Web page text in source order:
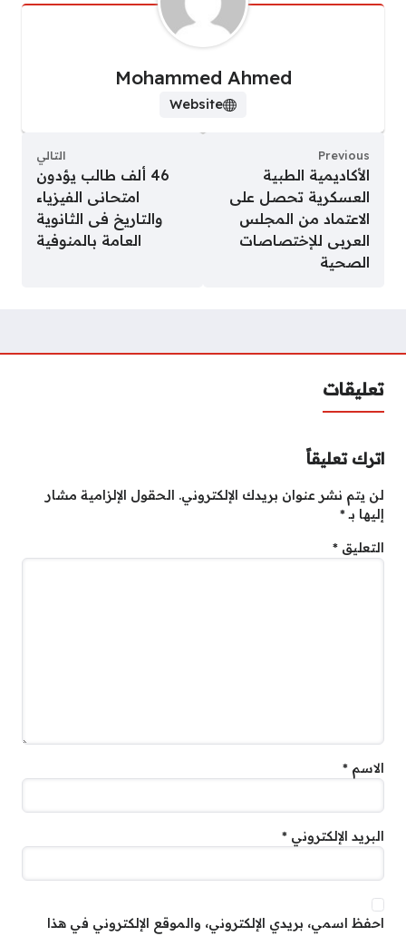
Mohammed Ahmed
Website
Previous
الأكاديمية الطبية
العسكرية تحصل على
الاعتماد من المجلس
العربى للإختصاصات
الصحية
التالي
46 ألف طالب يؤدون
امتحانى الفيزياء
والتاريخ فى الثانوية
العامة بالمنوفية
تعليقات
اترك تعليقاً
لن يتم نشر عنوان بريدك الإلكتروني. الحقول الإلزامية مشار
إليها بـ*
التعليق *
الاسم *
البريد الإلكتروني *
احفظ اسمي، بريدي الإلكتروني، والموقع الإلكتروني في هذا